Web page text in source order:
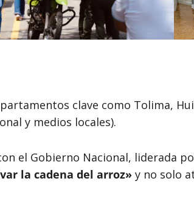
clave como Tolima,
y medios locales).
el Gobierno Nacional, liderada
la cadena del arroz» y no solo